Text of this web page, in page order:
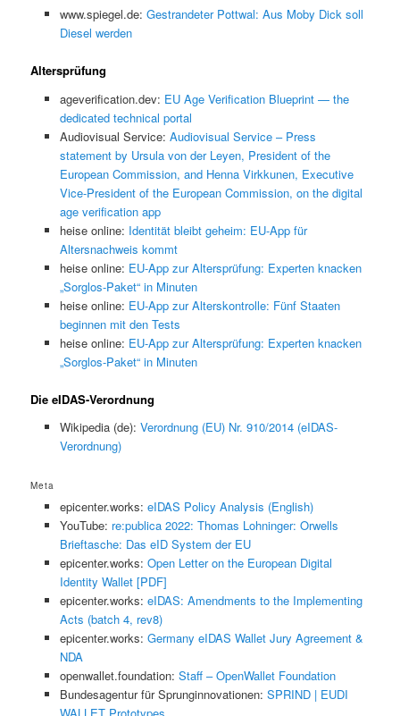
www.spiegel.de: Gestrandeter Pottwal: Aus Moby Dick soll
Diesel werden
Altersprüfung
ageverification.dev: EU Age Verification Blueprint — the
dedicated technical portal
Audiovisual Service: Audiovisual Service – Press
statement by Ursula von der Leyen, President of the
European Commission, and Henna Virkkunen, Executive
Vice-President of the European Commission, on the digital
age verification app
heise online: Identität bleibt geheim: EU-App für
Altersnachweis kommt
heise online: EU-App zur Altersprüfung: Experten knacken
„Sorglos-Paket“ in Minuten
heise online: EU-App zur Alterskontrolle: Fünf Staaten
beginnen mit den Tests
heise online: EU-App zur Altersprüfung: Experten knacken
„Sorglos-Paket“ in Minuten
Die eIDAS-Verordnung
Wikipedia (de): Verordnung (EU) Nr. 910/2014 (eIDAS-
Verordnung)
Meta
epicenter.works: eIDAS Policy Analysis (English)
YouTube: re:publica 2022: Thomas Lohninger: Orwells
Brieftasche: Das eID System der EU
epicenter.works: Open Letter on the European Digital
Identity Wallet [PDF]
epicenter.works: eIDAS: Amendments to the Implementing
Acts (batch 4, rev8)
epicenter.works: Germany eIDAS Wallet Jury Agreement &
NDA
openwallet.foundation: Staff – OpenWallet Foundation
Bundesagentur für Sprunginnovationen: SPRIND | EUDI